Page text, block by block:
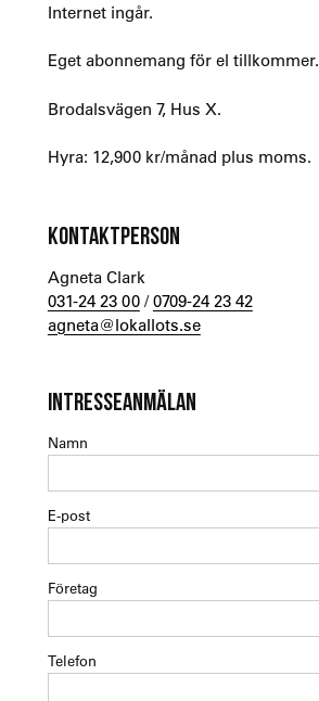
Internet ingår.
Eget abonnemang för el tillkommer.
Brodalsvägen 7, Hus X.
Hyra: 12,900 kr/månad plus moms.
KONTAKTPERSON
Agneta Clark
031-24 23 00/0709-24 23 42
agneta@lokallots.se
INTRESSEANMÄLAN
Namn
E-post
Företag
Telefon